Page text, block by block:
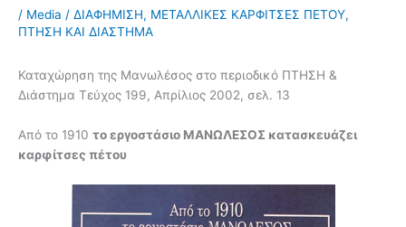
/ Media / ΔΙΑΦΗΜΙΣΗ, ΜΕΤΑΛΛΙΚΕΣ ΚΑΡΦΙΤΣΕΣ ΠΕΤΟΥ,
ΠΤΗΣΗ ΚΑΙ ΔΙΑΣΤΗΜΑ
Καταχώρηση της Μανωλέσος στο περιοδικό ΠΤΗΣΗ &
Διάστημα Τεύχος 199, Απρίλιος 2002, σελ. 13
Από το 1910 το εργοστάσιο ΜΑΝΩΛΕΣΟΣ κατασκευάζει
καρφίτσες πέτου